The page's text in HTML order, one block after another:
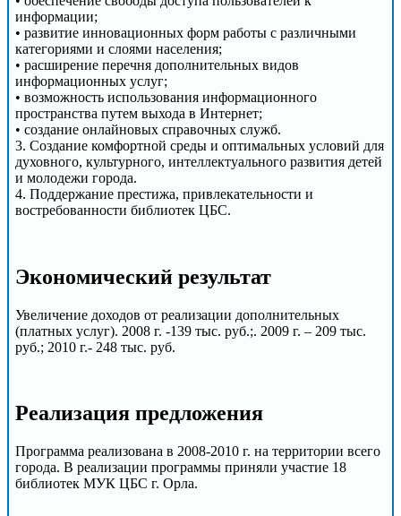
информации;
• развитие инновационных форм работы с различными
категориями и слоями населения;
• расширение перечня дополнительных видов
информационных услуг;
• возможность использования информационного
пространства путем выхода в Интернет;
• создание онлайновых справочных служб.
3. Создание комфортной среды и оптимальных условий для
духовного, культурного, интеллектуального развития детей
и молодежи города.
4. Поддержание престижа, привлекательности и
востребованности библиотек ЦБС.
Экономический результат
Увеличение доходов от реализации дополнительных
(платных услуг). 2008 г. -139 тыс. руб.;. 2009 г. – 209 тыс.
руб.; 2010 г.- 248 тыс. руб.
Реализация предложения
Программа реализована в 2008-2010 г. на территории всего
города. В реализации программы приняли участие 18
библиотек МУК ЦБС г. Орла.